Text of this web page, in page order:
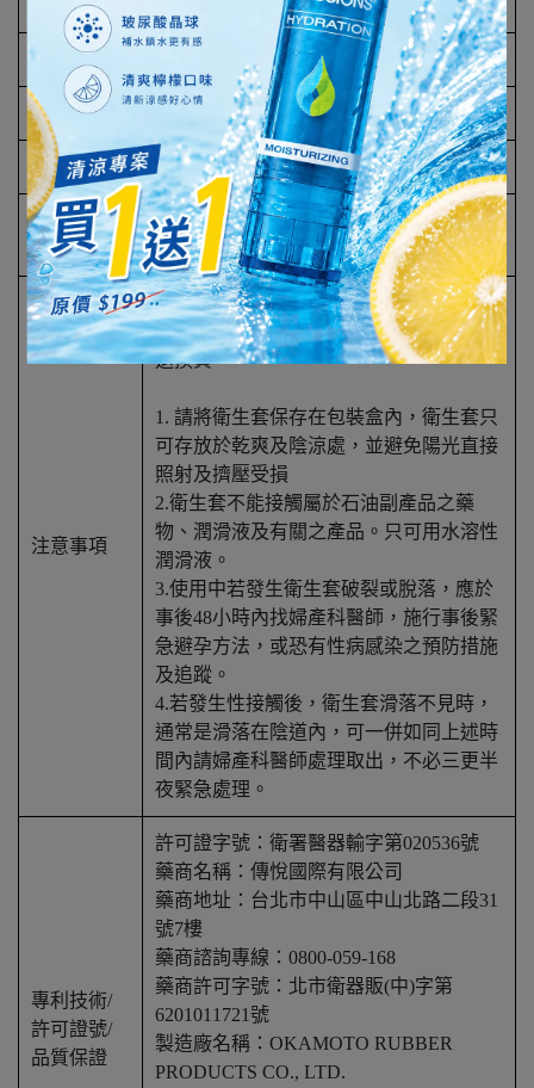
產品名稱 【岡本】SK蝶薄型(3入)
產品規格
產品成份 乳膠、潤滑劑
產地 THAILAND
保存方式/
期限
5年
注意事項
※使用前請詳閱說明警語及注意事項
※保險套為個人衛生用品，開封後不接受
退換貨
1. 請將衛生套保存在包裝盒內，衛生套只
可存放於乾爽及陰涼處，並避免陽光直接
照射及擠壓受損
2.衛生套不能接觸屬於石油副產品之藥
物、潤滑液及有關之產品。只可用水溶性
潤滑液。
3.使用中若發生衛生套破裂或脫落，應於
事後48小時內找婦產科醫師，施行事後緊
急避孕方法，或恐有性病感染之預防措施
及追蹤。
4.若發生性接觸後，衛生套滑落不見時，
通常是滑落在陰道內，可一併如同上述時
間內請婦產科醫師處理取出，不必三更半
夜緊急處理。
專利技術/
許可證號/
品質保證
許可證字號：衛署醫器輸字第020536號
藥商名稱：傳悅國際有限公司
藥商地址：台北市中山區中山北路二段31
號7樓
藥商諮詢專線：0800-059-168
藥商許可字號：北市衛器販(中)字第
6201011721號
製造廠名稱：OKAMOTO RUBBER
PRODUCTS CO., LTD.